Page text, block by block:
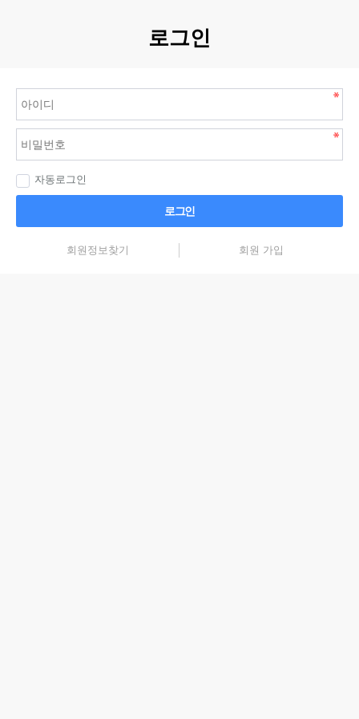
로그인
자동로그인
로그인
회원정보찾기 회원 가입